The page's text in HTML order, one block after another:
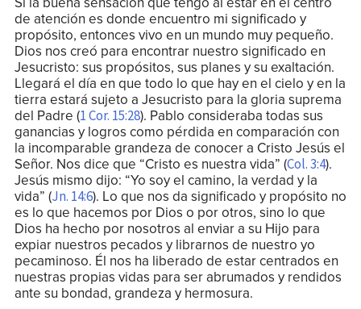
de atención es donde encuentro mi significado y
propósito, entonces vivo en un mundo muy pequeño.
Dios nos creó para encontrar nuestro significado en
Jesucristo: sus propósitos, sus planes y su exaltación.
Llegará el día en que todo lo que hay en el cielo y en la
tierra estará sujeto a Jesucristo para la gloria suprema
del Padre (1 Cor. 15:28). Pablo consideraba todas sus
ganancias y logros como pérdida en comparación con
la incomparable grandeza de conocer a Cristo Jesús el
Señor. Nos dice que “Cristo es nuestra vida” (Col. 3:4).
Jesús mismo dijo: “Yo soy el camino, la verdad y la
vida” (Jn. 14:6). Lo que nos da significado y propósito no
es lo que hacemos por Dios o por otros, sino lo que
Dios ha hecho por nosotros al enviar a su Hijo para
expiar nuestros pecados y librarnos de nuestro yo
pecaminoso. Él nos ha liberado de estar centrados en
nuestras propias vidas para ser abrumados y rendidos
ante su bondad, grandeza y hermosura.